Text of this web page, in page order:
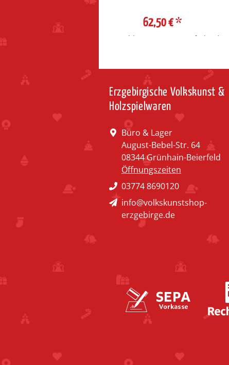
Steuerzone / Lieferland
62,50 €*
Auswahl Steuerzone / Lieferland
Erzgebirgische Volkskunst &
Holzspielwaren
Büro & Lager
August-Bebel-Str. 64
08344 Grünhain-Beierfeld
Öffnungszeiten
03774 8690120
info@volkskunstshop-
erzgebirge.de